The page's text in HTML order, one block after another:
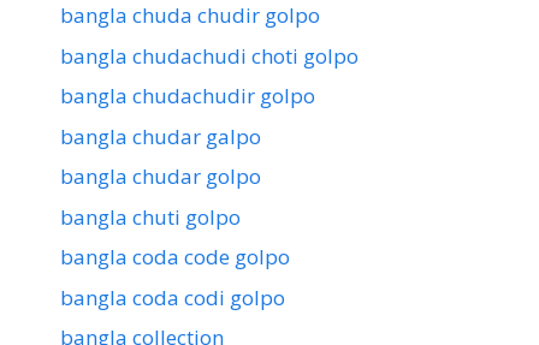
bangla chuda chudir golpo
bangla chudachudi choti golpo
bangla chudachudir golpo
bangla chudar galpo
bangla chudar golpo
bangla chuti golpo
bangla coda code golpo
bangla coda codi golpo
bangla collection